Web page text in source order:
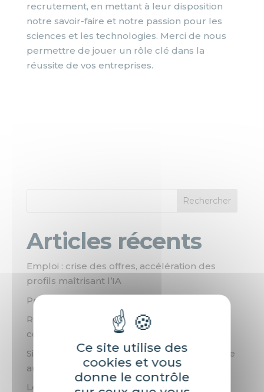
recrutement, en mettant à leur disposition
notre savoir-faire et notre passion pour les
sciences et les technologies. Merci de nous
permettre de jouer un rôle clé dans la
réussite de vos entreprises.
Rechercher
Articles récents
Emploi : crise des offres, accélération des
profils maîtrisant l’IA
Prévenir l’absentéisme en entreprise
Recruter les jeunes talents en 2026 : L’IA au
cœur de leurs attentes
Six jours fériés : le coût caché du smartphone
au travail
Les métiers en tension en 2025 !
Ce site utilise des
cookies et vous
donne le contrôle